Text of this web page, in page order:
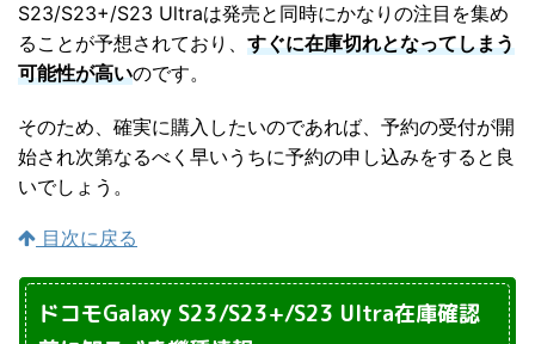
S23/S23+/S23 Ultraは発売と同時にかなりの注目を集め
ることが予想されており、 すぐに在庫切れとなってしまう
可能性が高いのです。
そのため、確実に購入したいのであれば、予約の受付が開
始され次第なるべく早いうちに予約の申し込みをすると良
いでしょう。
目次に戻る
ドコモGalaxy S23/S23+/S23 Ultra在庫確認